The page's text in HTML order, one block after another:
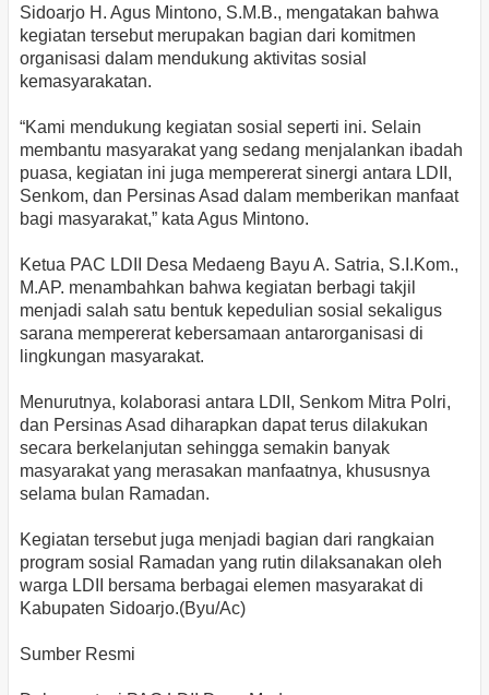
Sidoarjo H. Agus Mintono, S.M.B., mengatakan bahwa
kegiatan tersebut merupakan bagian dari komitmen
organisasi dalam mendukung aktivitas sosial
kemasyarakatan.
“Kami mendukung kegiatan sosial seperti ini. Selain
membantu masyarakat yang sedang menjalankan ibadah
puasa, kegiatan ini juga mempererat sinergi antara LDII,
Senkom, dan Persinas Asad dalam memberikan manfaat
bagi masyarakat,” kata Agus Mintono.
Ketua PAC LDII Desa Medaeng Bayu A. Satria, S.I.Kom.,
M.AP. menambahkan bahwa kegiatan berbagi takjil
menjadi salah satu bentuk kepedulian sosial sekaligus
sarana mempererat kebersamaan antarorganisasi di
lingkungan masyarakat.
Menurutnya, kolaborasi antara LDII, Senkom Mitra Polri,
dan Persinas Asad diharapkan dapat terus dilakukan
secara berkelanjutan sehingga semakin banyak
masyarakat yang merasakan manfaatnya, khususnya
selama bulan Ramadan.
Kegiatan tersebut juga menjadi bagian dari rangkaian
program sosial Ramadan yang rutin dilaksanakan oleh
warga LDII bersama berbagai elemen masyarakat di
Kabupaten Sidoarjo.(Byu/Ac)
Sumber Resmi